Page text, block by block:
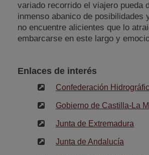
variado recorrido el viajero pueda
inmenso abanico de posibilidades
no encuentre alicientes que lo
embarcarse en este largo y
Enlaces de interés
Confederación
Gobierno de Castilla-La
Junta de Extremadura
Junta de Andalucía